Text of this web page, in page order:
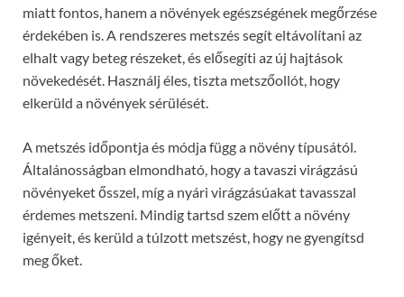
miatt fontos, hanem a növények egészségének megőrzése
érdekében is. A rendszeres metszés segít eltávolítani az
elhalt vagy beteg részeket, és elősegíti az új hajtások
növekedését. Használj éles, tiszta metszőollót, hogy
elkerüld a növények sérülését.
A metszés időpontja és módja függ a növény típusától.
Általánosságban elmondható, hogy a tavaszi virágzású
növényeket ősszel, míg a nyári virágzásúakat tavasszal
érdemes metszeni. Mindig tartsd szem előtt a növény
igényeit, és kerüld a túlzott metszést, hogy ne gyengítsd
meg őket.